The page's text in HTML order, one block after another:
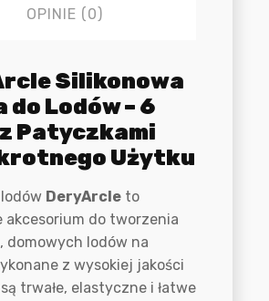
OPINIE (0)
Silikonowa
do Lodów – 6
z Patyczkami
Użytku
DeryArcle to
akcesorium do tworzenia
domowych lodów na
z wysokiej jakości
trwałe, elastyczne i łatwe